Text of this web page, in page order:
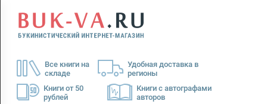
Все книги на
складе
Удобная доставка в
регионы
Книги от 50
рублей
Книги с автографами
авторов
Menu
Доставка